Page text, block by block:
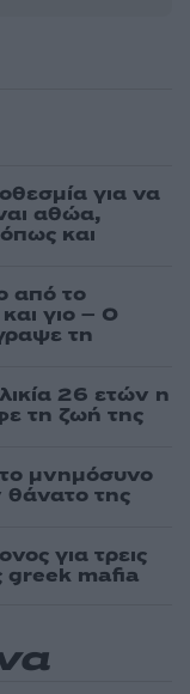
για να
αθώα,
και
από το
γιο – Ο
τη
26 ετών η
τη ζωή της
μνημόσυνο
θάνατο της
για τρεις
greek mafia